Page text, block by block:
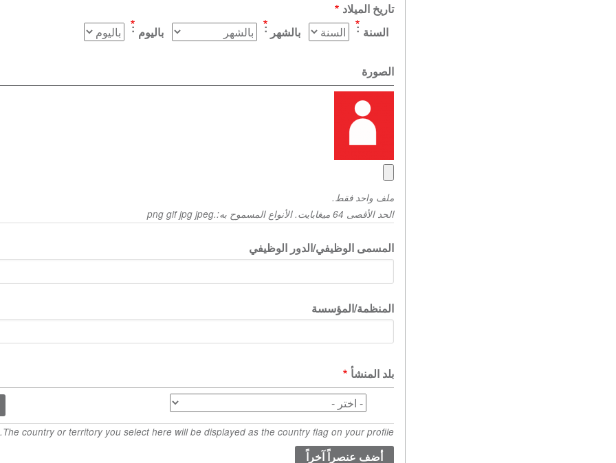
تاريخ الميلاد
السنة
بالشهر باليوم
الصورة
ملف واحد فقط.
الحد الأقصى 64 ميغابايت. الأنواع المسموح به:.png gif jpg jpeg
المسمى الوظيفي/الدور الوظيفي
المنظمة/المؤسسة
بلد المنشأ
بلد
(القيمة
1)
The country or territory you select here will be displayed as the country flag on your profile.